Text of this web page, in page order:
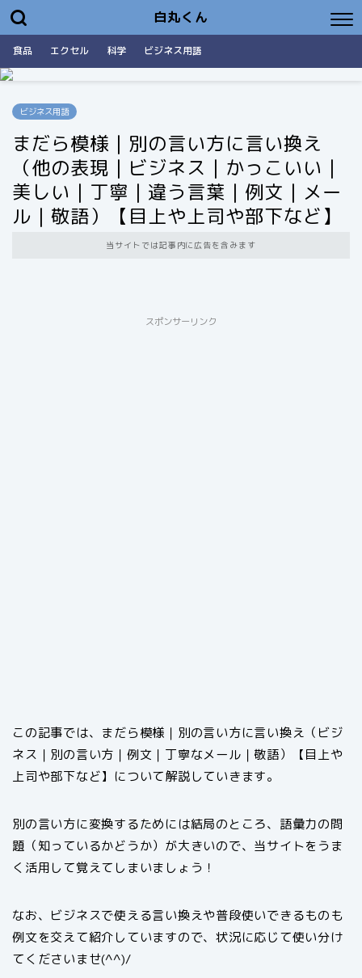
白丸くん
食品 エクセル 科学 ビジネス用語
ビジネス用語
まだら模様｜別の言い方に言い換え
（他の表現｜ビジネス｜かっこいい｜
美しい｜丁寧｜違う言葉｜例文｜メー
ル｜敬語）【目上や上司や部下など】
当サイトでは記事内に広告を含みます
スポンサーリンク
この記事では、まだら模様｜別の言い方に言い換え（ビジ
ネス｜別の言い方｜例文｜丁寧なメール｜敬語）【目上や
上司や部下など】について解説していきます。
別の言い方に変換するためには結局のところ、語彙力の問
題（知っているかどうか）が大きいので、当サイトをうま
く活用して覚えてしまいましょう！
なお、ビジネスで使える言い換えや普段使いできるものも
例文を交えて紹介していますので、状況に応じて使い分け
てくださいませ(^^)/